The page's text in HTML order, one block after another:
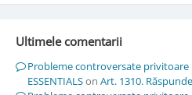
Ultimele comentarii
Probleme controversate
ESSENTIALSon Art. 1310.